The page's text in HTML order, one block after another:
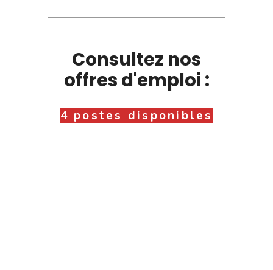
Consultez nos
offres d'emploi :
4 postes disponibles